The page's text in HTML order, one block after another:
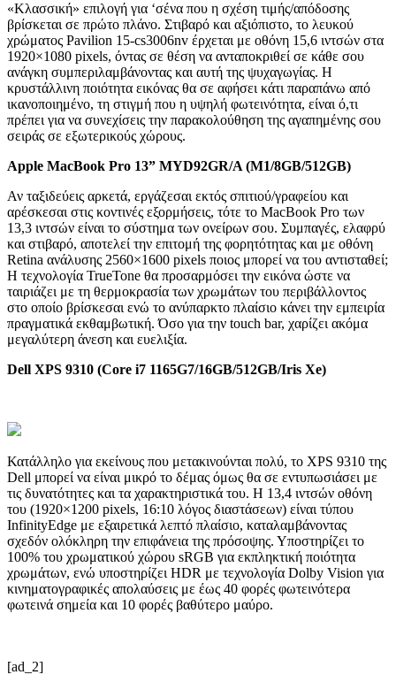
«Κλασσική» επιλογή για ‘σένα που η σχέση τιμής/απόδοσης
βρίσκεται σε πρώτο πλάνο. Στιβαρό και αξιόπιστο, το λευκού
χρώματος Pavilion 15-cs3006nv έρχεται με οθόνη 15,6 ιντσών στα
1920×1080 pixels, όντας σε θέση να ανταποκριθεί σε κάθε σου
ανάγκη συμπεριλαμβάνοντας και αυτή της ψυχαγωγίας. Η
κρυστάλλινη ποιότητα εικόνας θα σε αφήσει κάτι παραπάνω από
ικανοποιημένο, τη στιγμή που η υψηλή φωτεινότητα, είναι ό,τι
πρέπει για να συνεχίσεις την παρακολούθηση της αγαπημένης σου
σειράς σε εξωτερικούς χώρους.
Apple MacBook Pro 13” MYD92GR/A (M1/8GB/512GB)
Αν ταξιδεύεις αρκετά, εργάζεσαι εκτός σπιτιού/γραφείου και
αρέσκεσαι στις κοντινές εξορμήσεις, τότε το MacBook Pro των
13,3 ιντσών είναι το σύστημα των ονείρων σου. Συμπαγές, ελαφρύ
και στιβαρό, αποτελεί την επιτομή της φορητότητας και με οθόνη
Retina ανάλυσης 2560×1600 pixels ποιος μπορεί να του αντισταθεί;
Η τεχνολογία TrueTone θα προσαρμόσει την εικόνα ώστε να
ταιριάζει με τη θερμοκρασία των χρωμάτων του περιβάλλοντος
στο οποίο βρίσκεσαι ενώ το ανύπαρκτο πλαίσιο κάνει την εμπειρία
πραγματικά εκθαμβωτική. Όσο για την touch bar, χαρίζει ακόμα
μεγαλύτερη άνεση και ευελιξία.
Dell XPS 9310 (Core i7 1165G7/16GB/512GB/Iris Xe)
Κατάλληλο για εκείνους που μετακινούνται πολύ, το XPS 9310 της
Dell μπορεί να είναι μικρό το δέμας όμως θα σε εντυπωσιάσει με
τις δυνατότητες και τα χαρακτηριστικά του. Η 13,4 ιντσών οθόνη
του (1920×1200 pixels, 16:10 λόγος διαστάσεων) είναι τύπου
InfinityEdge με εξαιρετικά λεπτό πλαίσιο, καταλαμβάνοντας
σχεδόν ολόκληρη την επιφάνεια της πρόσοψης. Υποστηρίζει το
100% του χρωματικού χώρου sRGB για εκπληκτική ποιότητα
χρωμάτων, ενώ υποστηρίζει HDR με τεχνολογία Dolby Vision για
κινηματογραφικές απολαύσεις με έως 40 φορές φωτεινότερα
φωτεινά σημεία και 10 φορές βαθύτερο μαύρο.
[ad_2]